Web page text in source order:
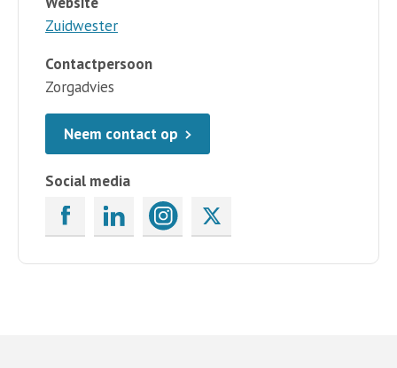
Zuidwester
Contactpersoon
Zorgadvies
Neem contact op
Social media